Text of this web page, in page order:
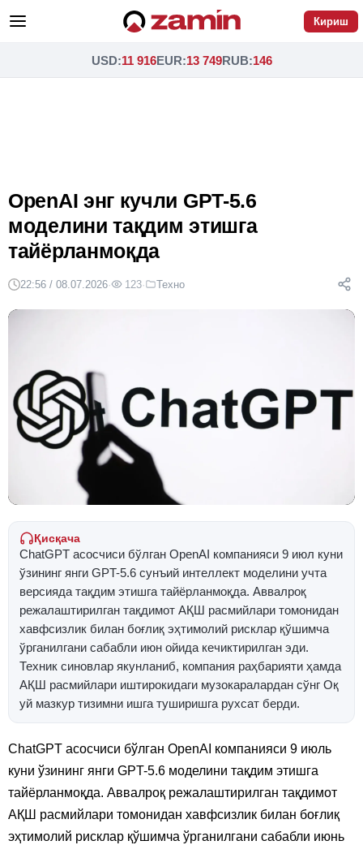
Кириш
USD:11 916EUR:13 749RUB:146
OpenAI энг кучли GPT-5.6
моделини тақдим этишга
тайёрланмоқда
22:56 / 08.07.2026· 123· Техно
Қисқача
ChatGPT асосчиси бўлган OpenAI компанияси 9 июл куни
ўзининг янги GPT-5.6 сунъий интеллект моделини учта
версияда тақдим этишга тайёрланмоқда. Аввалроқ
режалаштирилган тақдимот АҚШ расмийлари томонидан
хавфсизлик билан боғлиқ эҳтимолий рисклар қўшимча
ўрганилгани сабабли июн ойида кечиктирилган эди.
Техник синовлар якунланиб, компания раҳбарияти ҳамда
АҚШ расмийлари иштирокидаги музокаралардан сўнг Оқ
уй мазкур тизимни ишга туширишга рухсат берди.
ChatGPT асосчиси бўлган OpenAI компанияси 9 июль
куни ўзининг янги GPT-5.6 моделини тақдим этишга
тайёрланмоқда. Аввалроқ режалаштирилган тақдимот
АҚШ расмийлари томонидан хавфсизлик билан боғлиқ
эҳтимолий рисклар қўшимча ўрганилгани сабабли июнь